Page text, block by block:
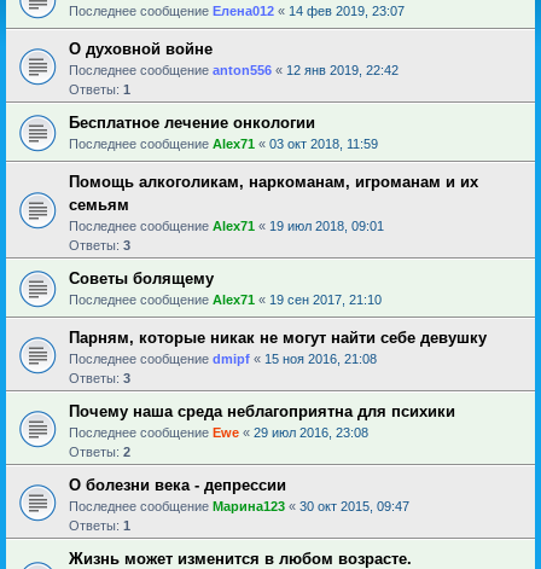
Последнее сообщение Елена012 « 14 фев 2019, 23:07
О духовной войне
Последнее сообщение anton556 « 12 янв 2019, 22:42
Ответы: 1
Бесплатное лечение онкологии
Последнее сообщение Alex71 « 03 окт 2018, 11:59
Помощь алкоголикам, наркоманам, игроманам и их
семьям
Последнее сообщение Alex71 « 19 июл 2018, 09:01
Ответы: 3
Советы болящему
Последнее сообщение Alex71 « 19 сен 2017, 21:10
Парням, которые никак не могут найти себе девушку
Последнее сообщение dmipf « 15 ноя 2016, 21:08
Ответы: 3
Почему наша среда неблагоприятна для психики
Последнее сообщение Ewe « 29 июл 2016, 23:08
Ответы: 2
О болезни века - депрессии
Последнее сообщение Марина123 « 30 окт 2015, 09:47
Ответы: 1
Жизнь может изменится в любом возрасте.